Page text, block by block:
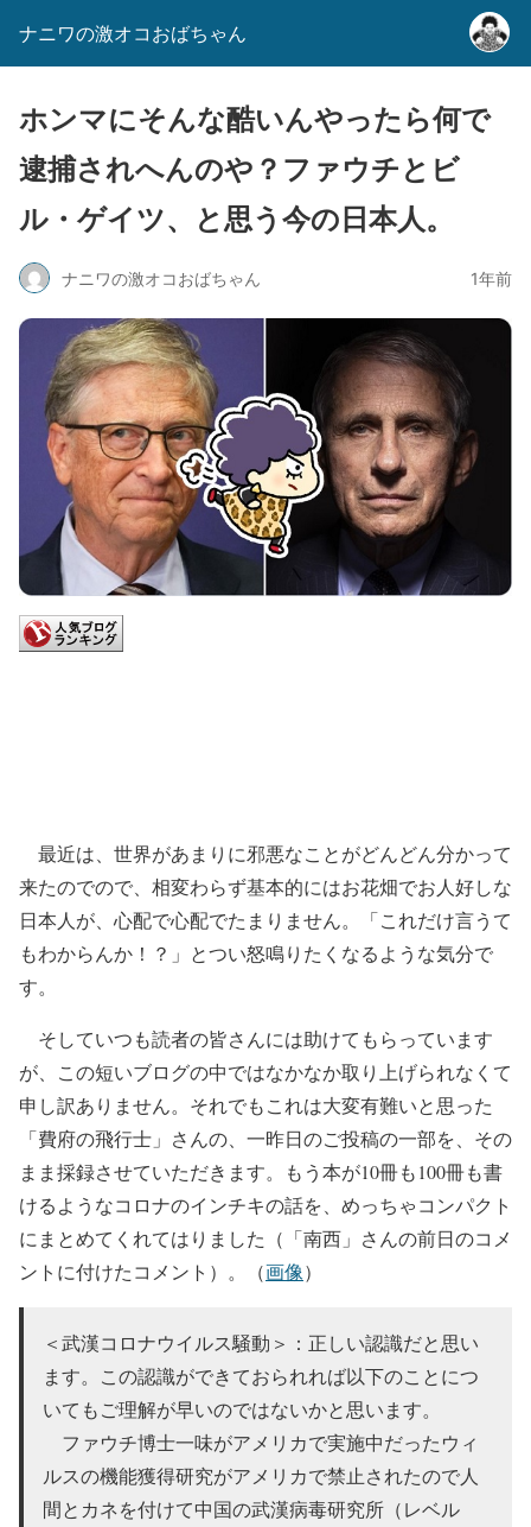
ナニワの激オコおばちゃん
ホンマにそんな酷いんやったら何で
逮捕されへんのや？ファウチとビ
ル・ゲイツ、と思う今の日本人。
ナニワの激オコおばちゃん 1年前
最近は、世界があまりに邪悪なことがどんどん分かって
来たのでので、相変わらず基本的にはお花畑でお人好しな
日本人が、心配で心配でたまりません。「これだけ言うて
もわからんか！？」とつい怒鳴りたくなるような気分で
す。
そしていつも読者の皆さんには助けてもらっています
が、この短いブログの中ではなかなか取り上げられなくて
申し訳ありません。それでもこれは大変有難いと思った
「費府の飛行士」さんの、一昨日のご投稿の一部を、その
まま採録させていただきます。もう本が10冊も100冊も書
けるようなコロナのインチキの話を、めっちゃコンパクト
にまとめてくれてはりました（「南西」さんの前日のコメ
ントに付けたコメント）。（画像）
＜武漢コロナウイルス騒動＞：正しい認識だと思い
ます。この認識ができておられれば以下のことにつ
いてもご理解が早いのではないかと思います。
ファウチ博士一味がアメリカで実施中だったウィ
ルスの機能獲得研究がアメリカで禁止されたので人
間とカネを付けて中国の武漢病毒研究所（レベル